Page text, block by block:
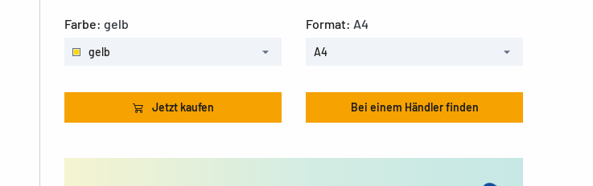
Farbe: gelb
gelb
Format: A4
A4
Jetzt kaufen Bei einem Händler finden